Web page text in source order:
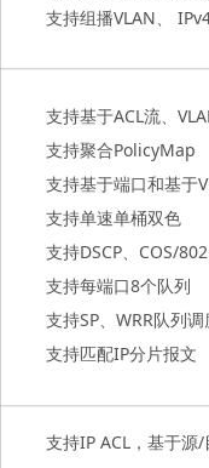
支持组播VLAN、
支持基于ACL流、
支持聚合PolicyMap
支持基于端口和基于
支持单速单桶双色
支持DSCP、COS/
支持每端口8个队列
支持SP、WRR队列
支持匹配IP分片报文
支持IP ACL，基于源